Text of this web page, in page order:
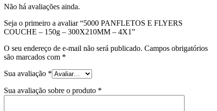
Não há avaliações ainda.
Seja o primeiro a avaliar “5000 PANFLETOS E FLYERS
COUCHE – 150g – 300X210MM – 4X1”
O seu endereço de e-mail não será publicado. Campos obrigatórios
são marcados com *
Sua avaliação *
Sua avaliação sobre o produto *